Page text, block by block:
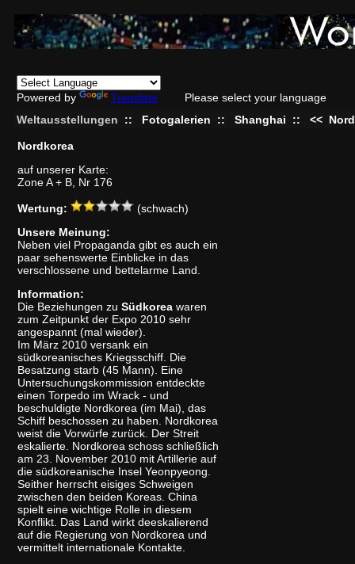
Powered by Translate
Please select your language
Weltausstellungen
:: Fotogalerien :: Shanghai :: <<
Nordkorea
auf unserer Karte:
Zone A + B, Nr 176
Wertung:
(schwach)
Unsere Meinung:
Neben viel Propaganda gibt es auch ein
paar sehenswerte Einblicke in das
verschlossene und bettelarme Land.
Information:
Die Beziehungen zu Südkorea waren
zum Zeitpunkt der Expo 2010 sehr
angespannt (mal wieder).
Im März 2010 versank ein
südkoreanisches Kriegsschiff. Die
Besatzung starb (45 Mann). Eine
Untersuchungskommission entdeckte
einen Torpedo im Wrack - und
beschuldigte Nordkorea (im Mai), das
Schiff beschossen zu haben. Nordkorea
weist die Vorwürfe zurück. Der Streit
eskalierte. Nordkorea schoss schließlich
am 23. November 2010 mit Artillerie auf
die südkoreanische Insel Yeonpyeong.
Seither herrscht eisiges Schweigen
zwischen den beiden Koreas. China
spielt eine wichtige Rolle in diesem
Konflikt. Das Land wirkt deeskalierend
auf die Regierung von Nordkorea und
vermittelt internationale Kontakte.